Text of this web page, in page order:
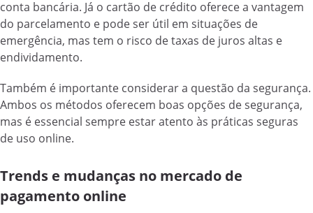
conta bancária. Já o cartão de crédito oferece a vantagem
do parcelamento e pode ser útil em situações de
emergência, mas tem o risco de taxas de juros altas e
endividamento.
Também é importante considerar a questão da segurança.
Ambos os métodos oferecem boas opções de segurança,
mas é essencial sempre estar atento às práticas seguras
de uso online.
Trends e mudanças no mercado de
pagamento online